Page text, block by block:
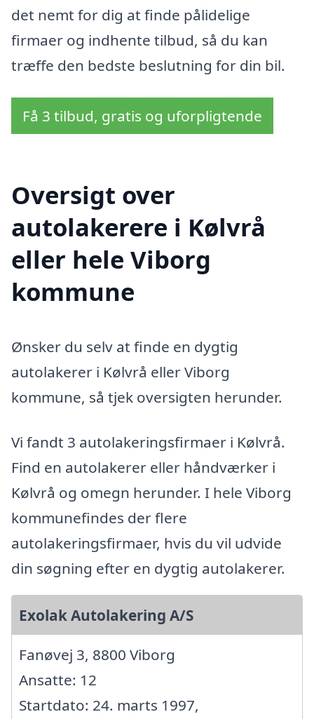
det nemt for dig at finde pålidelige
firmaer og indhente tilbud, så du kan
træffe den bedste beslutning for din bil.
Få 3 tilbud, gratis og uforpligtende
Oversigt over
autolakerere i Kølvrå
eller hele Viborg
kommune
Ønsker du selv at finde en dygtig
autolakerer i Kølvrå eller Viborg
kommune, så tjek oversigten herunder.
Vi fandt 3 autolakeringsfirmaer i Kølvrå.
Find en autolakerer eller håndværker i
Kølvrå og omegn herunder. I hele Viborg
kommunefindes der flere
autolakeringsfirmaer, hvis du vil udvide
din søgning efter en dygtig autolakerer.
Exolak Autolakering A/S
Fanøvej 3, 8800 Viborg
Ansatte: 12
Startdato: 24. marts 1997,